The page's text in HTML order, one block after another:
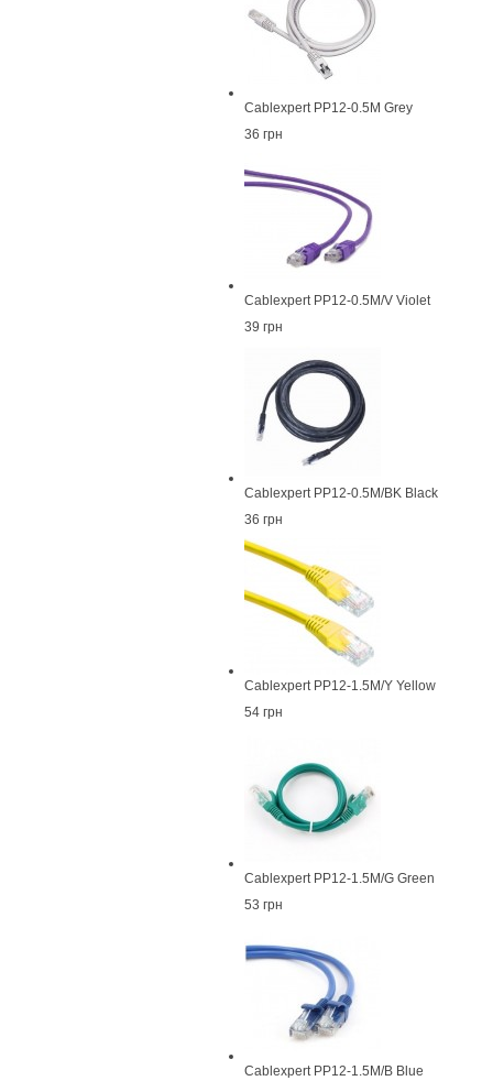
Cablexpert PP12-0.5M Grey
36 грн
Cablexpert PP12-0.5M/V Violet
39 грн
Cablexpert PP12-0.5M/BK Black
36 грн
Cablexpert PP12-1.5M/Y Yellow
54 грн
Cablexpert PP12-1.5M/G Green
53 грн
Cablexpert PP12-1.5M/B Blue